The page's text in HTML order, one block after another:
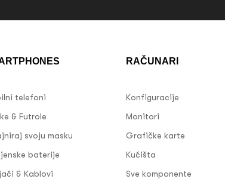
telefoni
& Futrole
svoju masku
baterije
& Kablovi
RAČUNARI
Konfiguracije
Monitori
Grafičke karte
Kućišta
Sve komponente